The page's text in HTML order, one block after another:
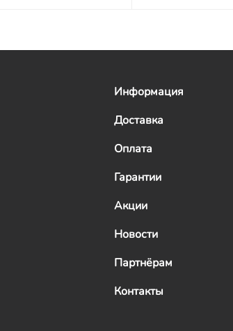
Информация
Доставка
Оплата
Гарантии
Акции
Новости
Партнёрам
Контакты